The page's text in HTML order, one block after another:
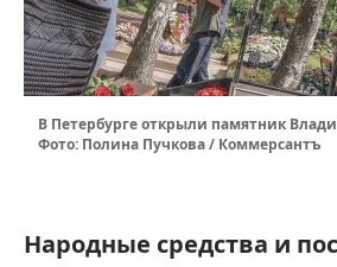
В Петербурге открыли памятник
Фото: Полина Пучкова / Коммерсантъ
Народные средства и